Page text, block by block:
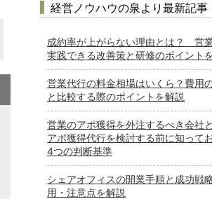
経営ノウハウの泉より最新記事
成約率が上がらない理由とは？ 営
実践できる改善策と研修のポイント
営業代行の料金相場はいくら？費用
と比較する際のポイントを解説
営業のアポ獲得を外注するべき会社
アポ獲得代行を検討する前に知って
4つの判断基準
シェアオフィスの開業手順と成功戦
用・注意点を解説